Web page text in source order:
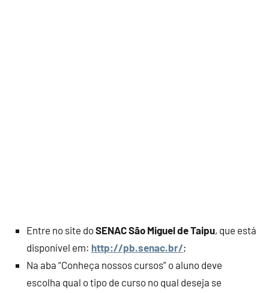
Entre no site doSENAC São Miguel de Taipu, que está
disponível em: http://pb.senac.br/;
Na aba “Conheça nossos cursos” o aluno deve
escolha qual o tipo de curso no qual deseja se